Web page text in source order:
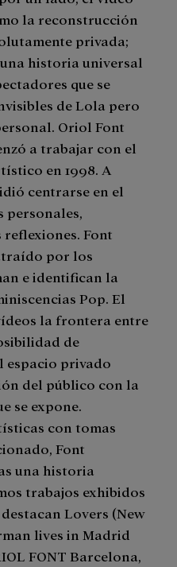
la reconstrucción
privada;
historia universal
que se
de Lola pero
Oriol Font
a trabajar con el
en 1998. A
centrarse en el
personales,
Font
por los
e identifican la
Pop. El
la frontera entre
de
espacio privado
del público con la
se expone.
con tomas
Font
una historia
trabajos exhibidos
Lovers (New
lives in Madrid
FONT Barcelona,